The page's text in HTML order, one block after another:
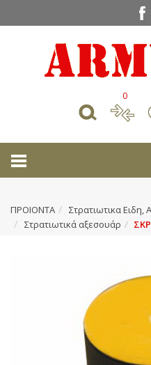
0
ΠΡΟΙΟΝΤΑ
Στρατιωτικα Ειδη,
Στρατιωτικά αξεσουάρ